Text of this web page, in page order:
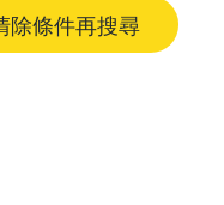
除條件再搜尋